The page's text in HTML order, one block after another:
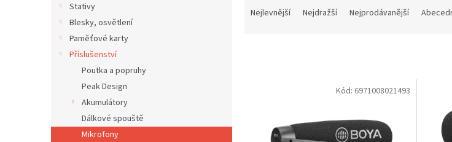
Stativy
Blesky, osvětlení
Paměťové karty
Příslušenství
Poutka a popruhy
Peak Design
Akumulátory
Dálkové spouště
Mikrofony
Nejlevnější Nejdražší Nejprodávanější
Kód: 6971008021493